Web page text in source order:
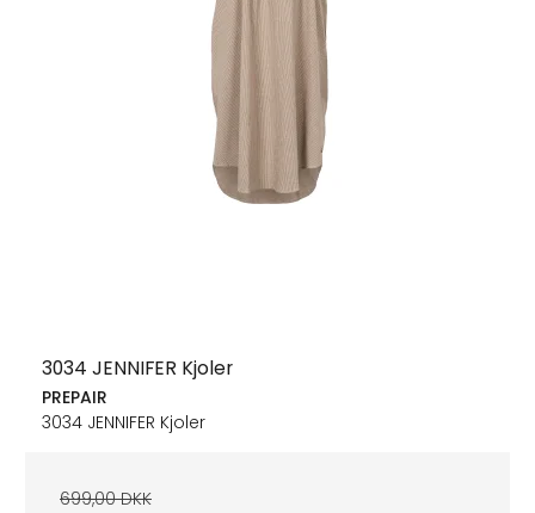
3034 JENNIFER Kjoler
PREPAIR
3034 JENNIFER Kjoler
699,00 DKK